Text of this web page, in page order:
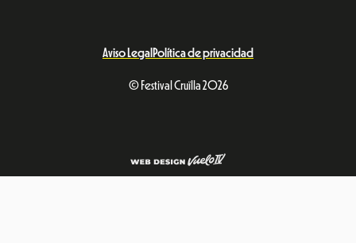
Aviso Legal Política de privacidad
© Festival Cruïlla 2026